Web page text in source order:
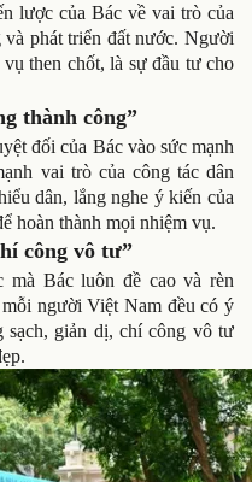
lược của Bác về vai trò của
phát triển đất nước. Người
then chốt, là sự đầu tư cho
thành công”
đối của Bác vào sức mạnh
vai trò của công tác dân
dân, lắng nghe ý kiến của
hoàn thành mọi nhiệm vụ.
công vô tư”
mà Bác luôn đề cao và rèn
người Việt Nam đều có ý
sạch, giản dị, chí công vô tư